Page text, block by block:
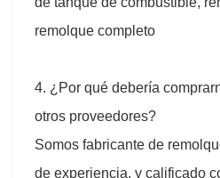
remolque completo
4. ¿Por qué debería
otros proveedores?
Somos fabricante de
de experiencia, y calificado